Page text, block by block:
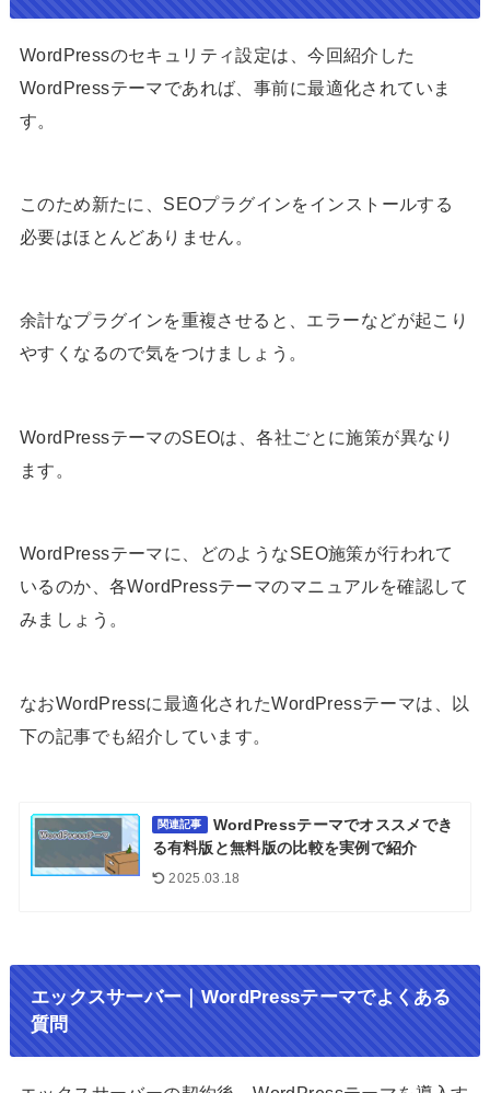
WordPressのセキュリティ設定は、今回紹介した
WordPressテーマであれば、事前に最適化されていま
す。
このため新たに、SEOプラグインをインストールする
必要はほとんどありません。
余計なプラグインを重複させると、エラーなどが起こり
やすくなるので気をつけましょう。
WordPressテーマのSEOは、各社ごとに施策が異なり
ます。
WordPressテーマに、どのようなSEO施策が行われて
いるのか、各WordPressテーマのマニュアルを確認して
みましょう。
なおWordPressに最適化されたWordPressテーマは、以
下の記事でも紹介しています。
関連記事
WordPressテーマでオススメでき
る有料版と無料版の比較を実例で紹介
2025.03.18
エックスサーバー｜WordPressテーマでよくある
質問